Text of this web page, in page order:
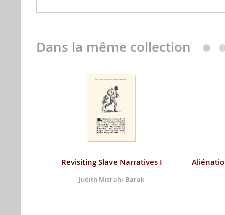
Dans la même collection
Revisiting Slave Narratives I
Judith Misrahi-Barak